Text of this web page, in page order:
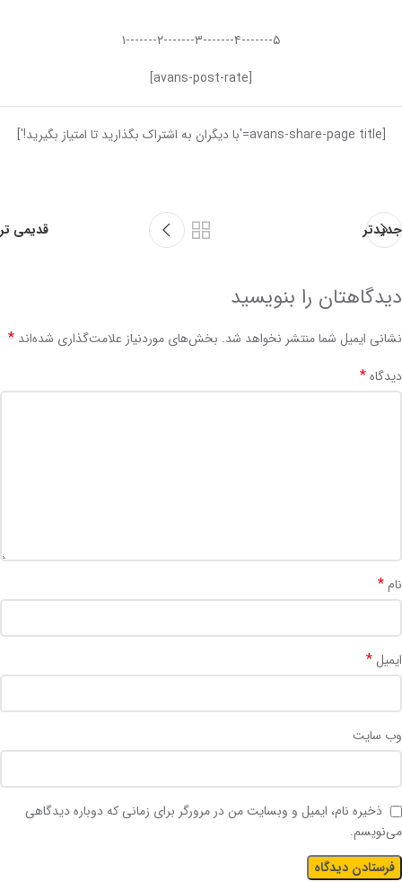
۵-------۴-------۳-------۲-------۱
[avans-post-rate]
[avans-share-page title='با دیگران به اشتراک بگذارید تا امتیاز بگیرید!']
جدیدتر قدیمی تر
دیدگاهتان را بنویسید
نشانی ایمیل شما منتشر نخواهد شد. بخش‌های موردنیاز علامت‌گذاری شده‌اند *
دیدگاه*
نام*
ایمیل*
وب‌ سایت
ذخیره نام، ایمیل و وبسایت من در مرورگر برای زمانی که دوباره دیدگاهی
می‌نویسم.